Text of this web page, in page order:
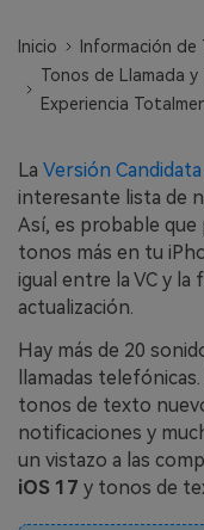
Inicio
Información de
Tonos de Llamada
Experiencia
La Versión Candidata
interesante lista de
Así, es probable
tonos más en tu
igual entre la VC y la
actualización.
Hay más de 20
llamadas
tonos de texto
notificaciones y
un vistazo a las
iOS 17 y tonos de